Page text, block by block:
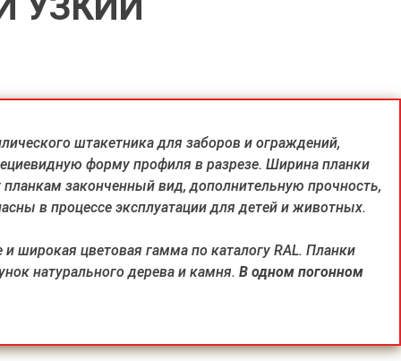
штакетника для заборов и ограждений,
форму профиля в разрезе. Ширина планки
законченный вид, дополнительную прочность,
в процессе эксплуатации для детей и животных.
широкая цветовая гамма по каталогу RAL. Планки
натурального дерева и камня. В одном погонном